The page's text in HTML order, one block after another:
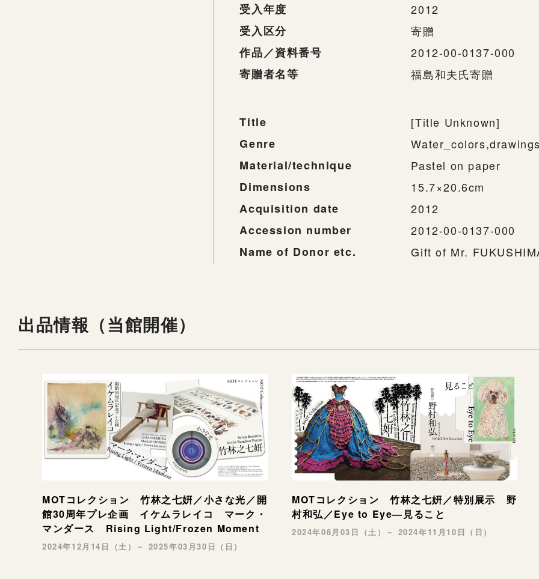
受入年度
2012
受入区分
寄贈
作品／資料番号
2012-00-0137-000
寄贈者名等
福島和夫氏寄贈
Title
[Title Unknown]
Genre
Material/technique
Pastel on paper
Dimensions
15.7×20.6cm
Acquisition date
2012
Accession number
2012-00-0137-000
Name of Donor etc.
Gift of Mr.
出品情報（当館開催）
MOTコレクション 竹林之七姸／小さな光／開
館30周年プレ企画 イケムラレイコ マーク・
マンダース Rising Light/Frozen Moment
2024年12月14日（土）－ 2025年03月30日（日）
MOTコレクション 竹林之七姸／特別展示 野
村和弘／Eye to Eye—見ること
2024年08月03日（土）－ 2024年11月10日（日）